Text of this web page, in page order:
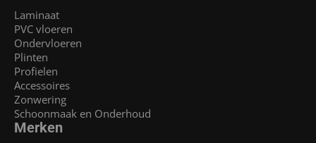
Laminaat
PVC vloeren
Ondervloeren
Plinten
Profielen
Accessoires
Zonwering
Schoonmaak en Onderhoud
Merken